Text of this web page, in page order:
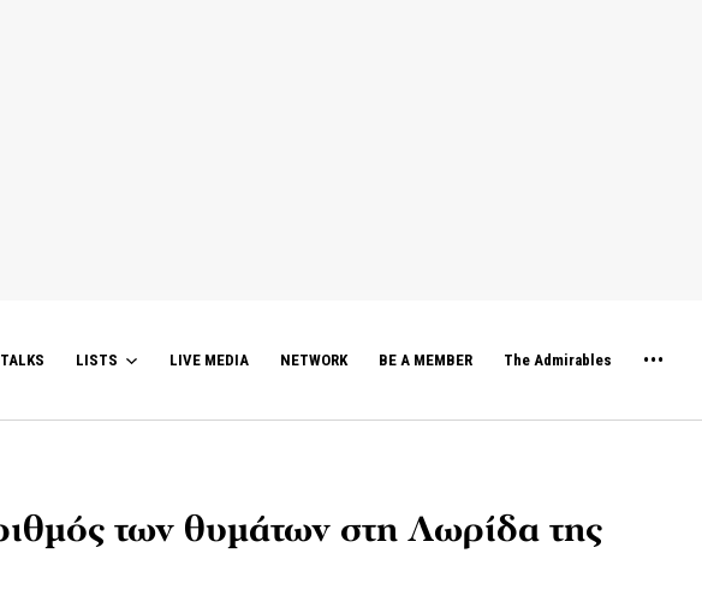
LISTS LIVE MEDIA NETWORK BE A MEMBER The Admirables
των θυμάτων στη Λωρίδα της